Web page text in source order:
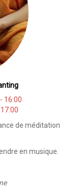
16:00
de méditation
en musique.